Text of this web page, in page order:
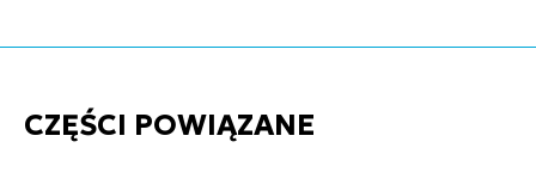
CZĘŚCI POWIĄZANE